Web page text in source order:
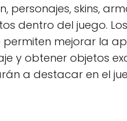
personajes, skins,
dentro del juego. Los
mejorar la
y obtener objetos
a destacar en el